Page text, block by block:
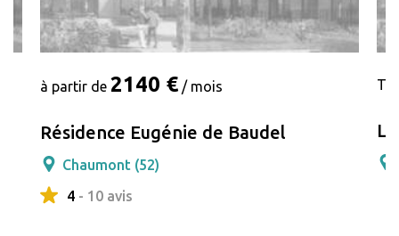
à partir de 2140 € / mois
Résidence Eugénie de Baudel
Chaumont (52)
4 - 10 avis